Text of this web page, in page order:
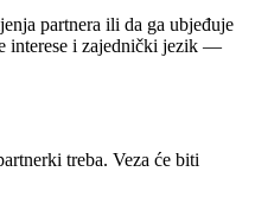
partnera ili da ga ubjeđuje
interese i zajednički jezik —
treba. Veza će biti